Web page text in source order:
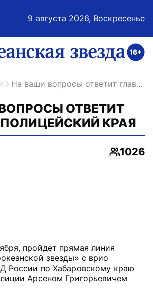
9 августа 2026, Воскресенье
ссылка на главную
На ваши вопросы ответит главный полицейский края
ОТВЕТИТ
КРАЯ
1026
пройдет прямая линия
звезды» с врио
России по Хабаровскому краю
Арсеном Григорьевичем